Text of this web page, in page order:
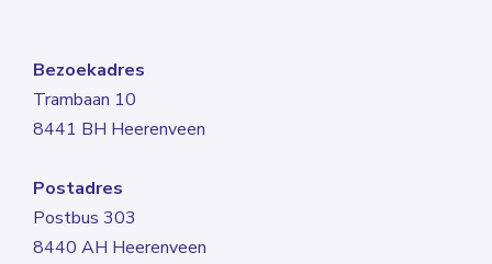
Bezoekadres
Trambaan 10
8441 BH Heerenveen
Postadres
Postbus 303
8440 AH Heerenveen